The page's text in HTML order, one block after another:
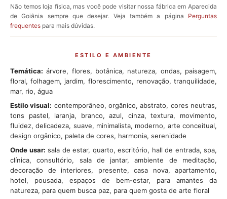
Não temos loja física, mas você pode visitar nossa fábrica em Aparecida
de Goiânia sempre que desejar. Veja também a página Perguntas
frequentes para mais dúvidas.
ESTILO E AMBIENTE
Temática: árvore, flores, botânica, natureza, ondas, paisagem,
floral, folhagem, jardim, florescimento, renovação, tranquilidade,
mar, rio, água
Estilo visual: contemporâneo, orgânico, abstrato, cores neutras,
tons pastel, laranja, branco, azul, cinza, textura, movimento,
fluidez, delicadeza, suave, minimalista, moderno, arte conceitual,
design orgânico, paleta de cores, harmonia, serenidade
Onde usar: sala de estar, quarto, escritório, hall de entrada, spa,
clínica, consultório, sala de jantar, ambiente de meditação,
decoração de interiores, presente, casa nova, apartamento,
hotel, pousada, espaços de bem-estar, para amantes da
natureza, para quem busca paz, para quem gosta de arte floral